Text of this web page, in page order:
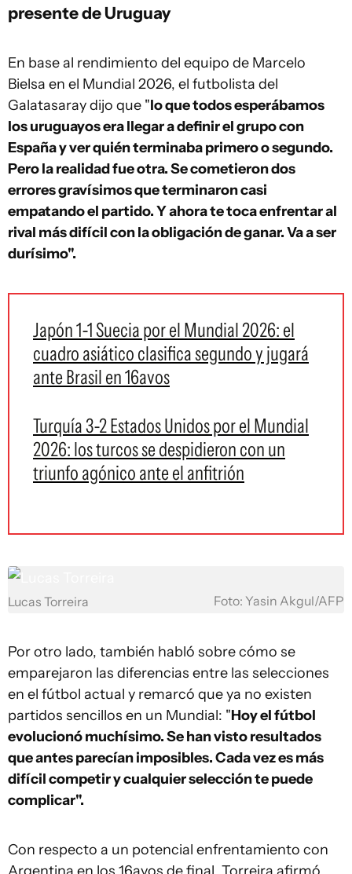
presente de Uruguay
En base al rendimiento del equipo de Marcelo
Bielsa en el Mundial 2026, el futbolista del
Galatasaray dijo que "lo que todos esperábamos
los uruguayos era llegar a definir el grupo con
España y ver quién terminaba primero o segundo.
Pero la realidad fue otra. Se cometieron dos
errores gravísimos que terminaron casi
empatando el partido. Y ahora te toca enfrentar al
rival más difícil con la obligación de ganar. Va a ser
durísimo".
Japón 1-1 Suecia por el Mundial 2026: el
cuadro asiático clasifica segundo y jugará
ante Brasil en 16avos
Turquía 3-2 Estados Unidos por el Mundial
2026: los turcos se despidieron con un
triunfo agónico ante el anfitrión
Lucas Torreira Foto: Yasin Akgul/AFP
Por otro lado, también habló sobre cómo se
emparejaron las diferencias entre las selecciones
en el fútbol actual y remarcó que ya no existen
partidos sencillos en un Mundial: "Hoy el fútbol
evolucionó muchísimo. Se han visto resultados
que antes parecían imposibles. Cada vez es más
difícil competir y cualquier selección te puede
complicar".
Con respecto a un potencial enfrentamiento con